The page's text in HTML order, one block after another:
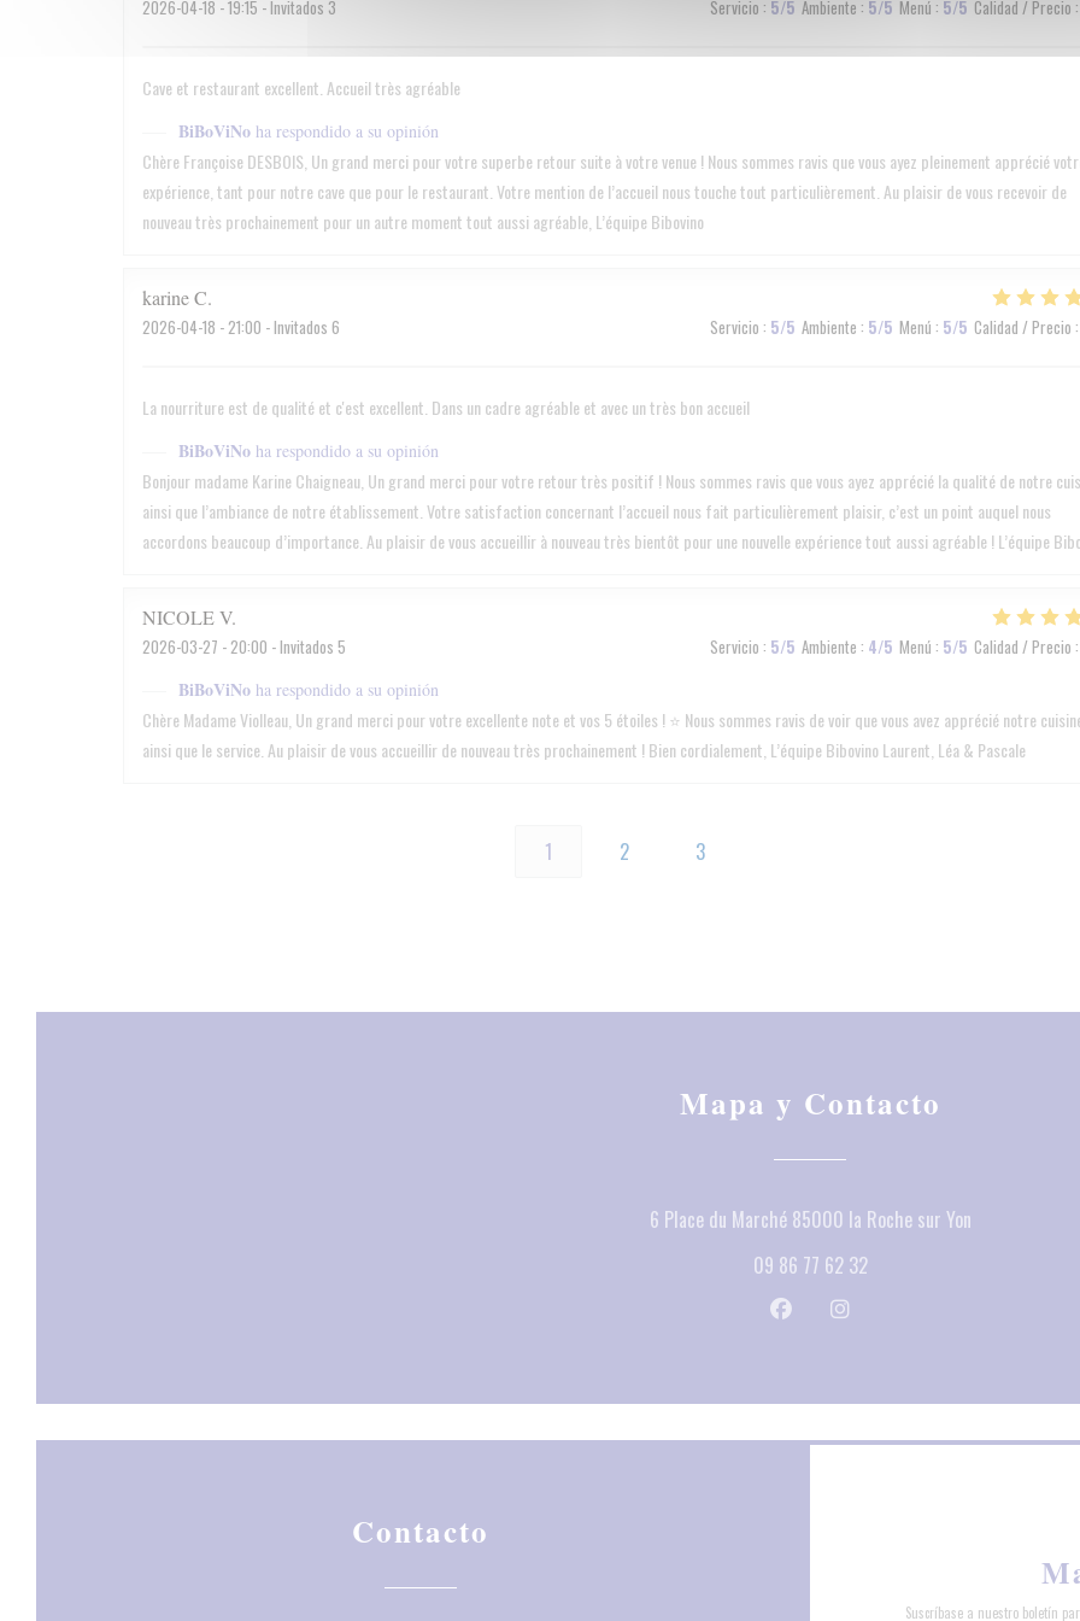
2026-04-18 - 19:15 - Invitados 3 Servicio : 5/5 Ambiente : 5/5 Menú : 5/5 Calidad / Precio :
Cave et restaurant excellent. Accueil très agréable
BiBoViNo ha respondido a su opinión
Chère Françoise DESBOIS, Un grand merci pour votre superbe retour suite à votre venue ! Nous sommes ravis que vous ayez pleinement apprécié
expérience, tant pour notre cave que pour le restaurant. Votre mention de l’accueil nous touche tout particulièrement. Au plaisir de vous recevoir de
nouveau très prochainement pour un autre moment tout aussi agréable, L’équipe Bibovino
karineC
2026-04-18 - 21:00 - Invitados 6 Servicio : 5/5 Ambiente : 5/5 Menú : 5/5 Calidad / Precio :
La nourriture est de qualité et c'est excellent. Dans un cadre agréable et avec un très bon accueil
BiBoViNo ha respondido a su opinión
Bonjour madame Karine Chaigneau, Un grand merci pour votre retour très positif ! Nous sommes ravis que vous ayez apprécié la qualité de notre
ainsi que l’ambiance de notre établissement. Votre satisfaction concernant l’accueil nous fait particulièrement plaisir, c’est un point auquel nous
accordons beaucoup d’importance. Au plaisir de vous accueillir à nouveau très bientôt pour une nouvelle expérience tout aussi agréable ! L’équipe
NICOLEV
2026-03-27 - 20:00 - Invitados 5 Servicio : 5/5 Ambiente : 4/5 Menú : 5/5 Calidad / Precio :
BiBoViNo ha respondido a su opinión
Chère Madame Violleau, Un grand merci pour votre excellente note et vos 5 étoiles ! ⭐️ Nous sommes ravis de voir que vous avez apprécié notre
ainsi que le service. Au plaisir de vous accueillir de nouveau très prochainement ! Bien cordialement, L’équipe Bibovino Laurent, Léa & Pascale
1 2 3
Mapa y Contacto
6 Place du Marché 85000 la Roche sur Yon((abre en una
09 86 77 62 32
Facebook ((abre en una nueva
Instagram ((abre en una nueva
Contacto
Suscríbase a nuestro boletín